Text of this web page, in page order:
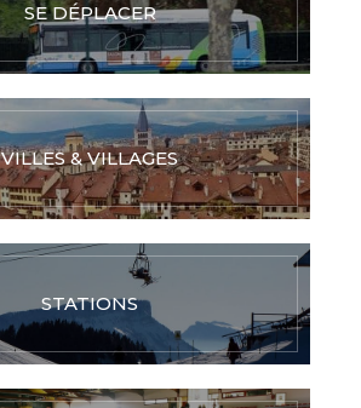
SE DÉPLACER
VILLES & VILLAGES
STATIONS